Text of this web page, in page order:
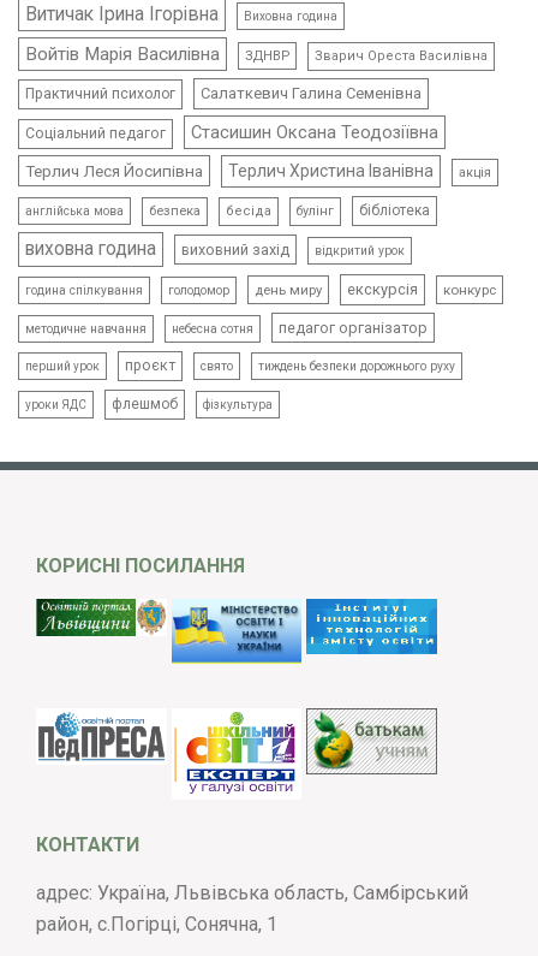
Витичак Ірина Ігорівна Виховна година
Войтів Марія Василівна ЗДНВР Зварич Ореста Василівна
Практичний психолог Салаткевич Галина Семенівна
Соціальний педагог Стасишин Оксана Теодозіївна
Терлич Леся Йосипівна Терлич Христина Іванівна акція
англійська мова безпека бесіда булінг бібліотека
виховна година виховний захід відкритий урок
година спілкування голодомор день миру екскурсія конкурс
методичне навчання небесна сотня педагог організатор
перший урок проєкт свято тиждень безпеки дорожнього руху
уроки ЯДС флешмоб фізкультура
КОРИСНІ ПОСИЛАННЯ
КОНТАКТИ
адрес: Україна, Львівська область, Самбірський
район, с.Погірці, Сонячна, 1